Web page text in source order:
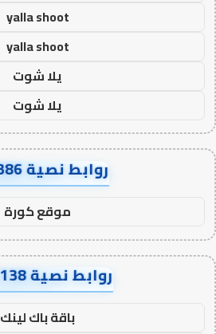
yalla shoot
yalla shoot
يلا شوت
يلا شوت
روابط نصية AA5386
موقع كورة
روابط نصية AA11138
باقة باك لينك